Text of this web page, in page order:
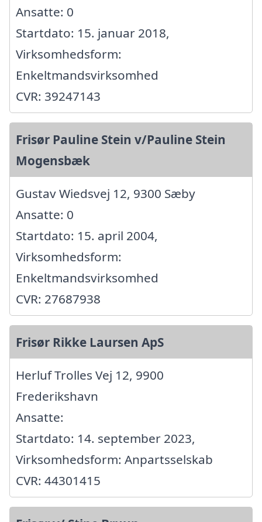
Ansatte: 0
Startdato: 15. januar 2018,
Virksomhedsform:
Enkeltmandsvirksomhed
CVR: 39247143
Frisør Pauline Stein v/Pauline Stein
Mogensbæk
Gustav Wiedsvej 12, 9300 Sæby
Ansatte: 0
Startdato: 15. april 2004,
Virksomhedsform:
Enkeltmandsvirksomhed
CVR: 27687938
Frisør Rikke Laursen ApS
Herluf Trolles Vej 12, 9900
Frederikshavn
Ansatte:
Startdato: 14. september 2023,
Virksomhedsform: Anpartsselskab
CVR: 44301415